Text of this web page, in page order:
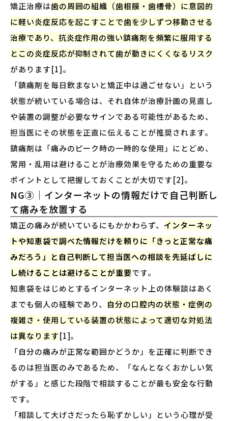
矯正治療は歯の周囲の組織（歯根膜・歯槽骨）に意図的
に軽い炎症反応を起こすことで歯を少しずつ移動させる
治療であり、抗炎症作用の強い鎮痛剤を頻繁に服用する
とこの炎症反応が抑制されて歯が動きにくくなるリスク
があります[1]。
「鎮痛剤を毎日飲まないと矯正中は過ごせない」という
状態が続いている場合は、それ自体が治療計画の見直し
や装置の調整が必要なサインである可能性があるため、
担当医にその状態を正直に伝えることが推奨されます。
鎮痛剤は「痛みのピーク時の一時的な使用」にとどめ、
常用・乱用は避けることが治療効果を守るための重要な
ポイントとして把握しておくことが大切です[2]。
NG③｜インターネットの情報だけで自己判断し
て痛みを放置する
矯正の痛みが続いているにもかかわらず、 インターネッ
トや知恵袋で調べた情報だけを頼りに「きっと正常な痛
みだろう」と自己判断して担当医への相談を先延ばしに
し続けることは避けることが重要です。
知恵袋をはじめとするインターネット上の体験談はあく
までも個人の経験であり、 自分の口腔内の状態・症例の
複雑さ・使用している装置の状態によって適切な対処法
は異なります[1]。
「自分の痛みが正常な範囲かどうか」を正確に判断でき
るのは担当医のみであるため、「なんとなくおかしい気
がする」と感じた段階で相談することが最も安全な行動
です。
「相談して大げさだったら恥ずかしい」という心理が受